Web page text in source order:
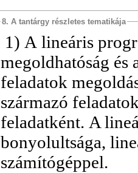
8. A tantárgy részletes tematikája
1) A lineáris
megoldhatóság és
feladatok
származó
feladatként. A
bonyolultsága,
számítógéppel.